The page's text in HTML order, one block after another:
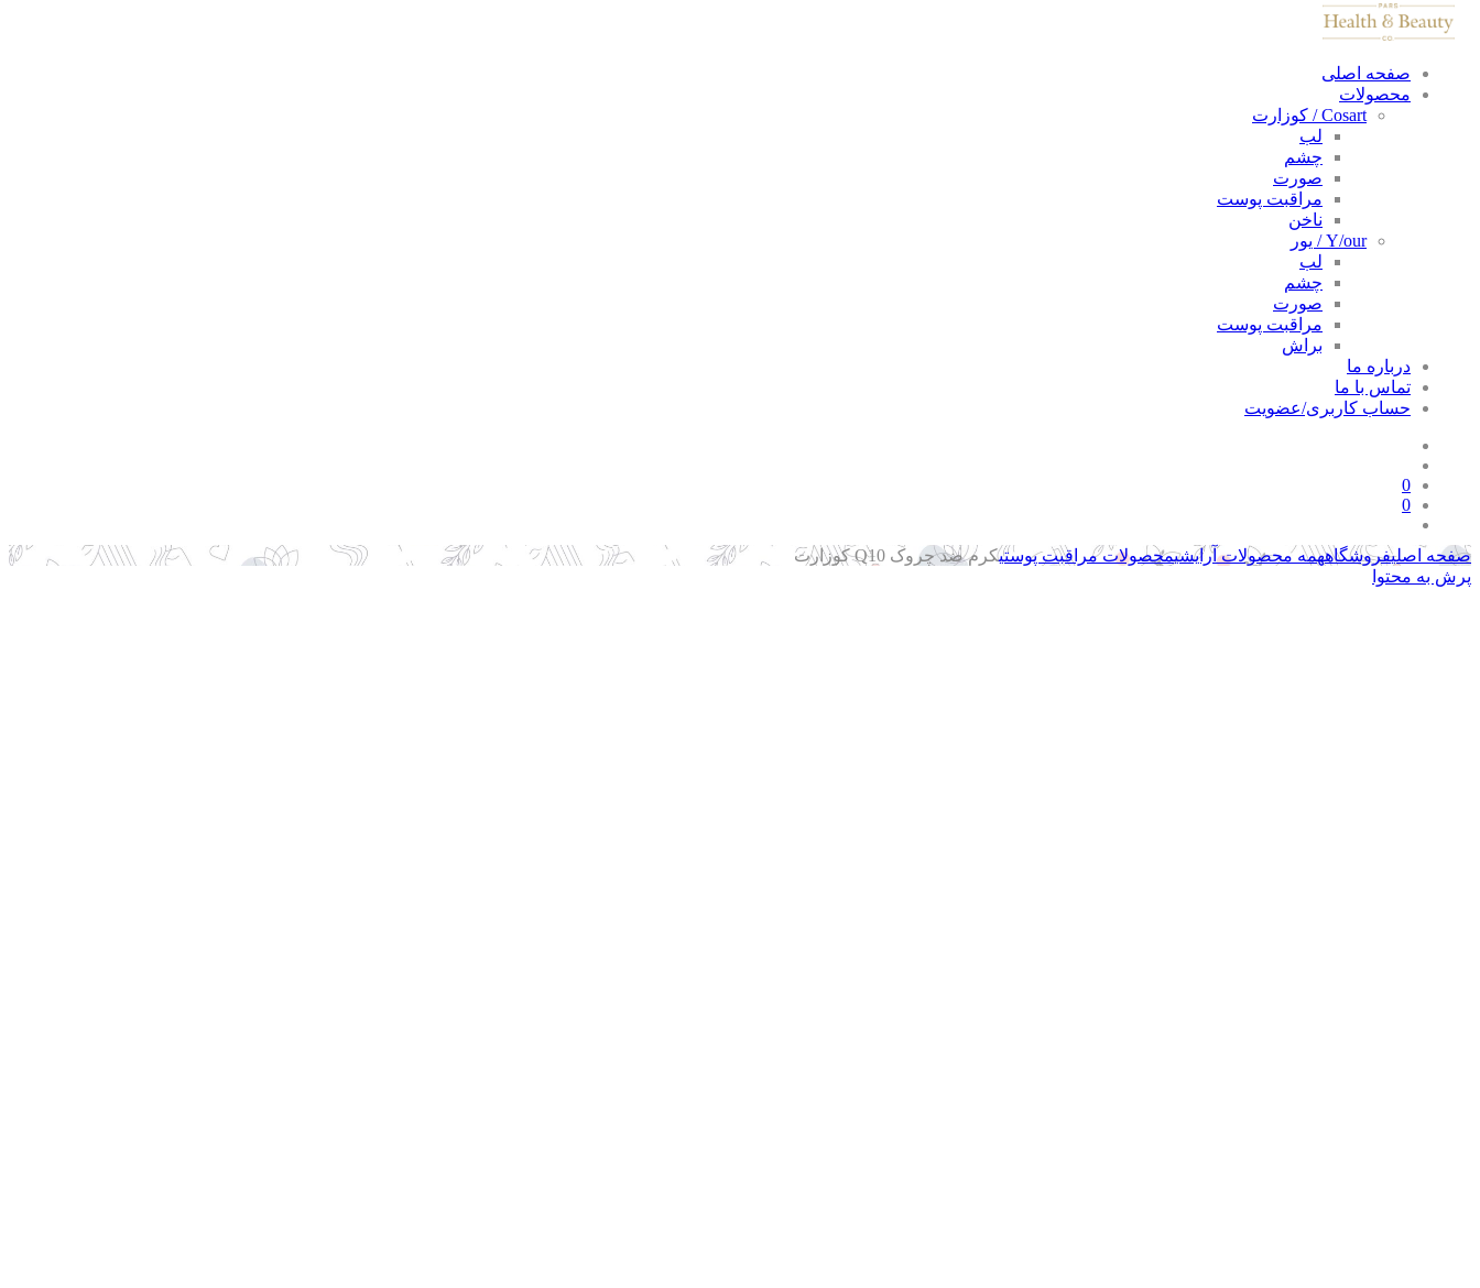
صفحه اصلی
محصولات
Cosart / کوزارت
لب
چشم
صورت
مراقبت پوست
ناخن
Y/our / یور
لب
چشم
صورت
مراقبت پوست
براش
درباره ما
تماس با ما
حساب کاربری/عضویت
0
0
صفحه اصلیفروشگاههمه محصولات آرایشیمحصولات مراقبت پوستیکرم ضد چروک Q10 کوزارت
پرش به محتوا